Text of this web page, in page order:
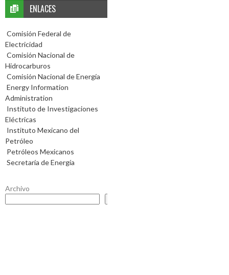
ENLACES
Comisión Federal de
Electricidad
Comisión Nacional de
Hidrocarburos
Comisión Nacional de Energía
Energy Information
Administration
Instituto de Investigaciones
Eléctricas
Instituto Mexicano del
Petróleo
Petróleos Mexicanos
Secretaría de Energía
Archivo